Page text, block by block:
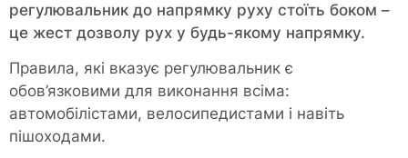
регулювальник до напрямку руху стоїть боком –
це жест дозволу рух у будь-якому напрямку.
Правила, які вказує регулювальник є
обов’язковими для виконання всіма:
автомобілістами, велосипедистами і навіть
пішоходами.